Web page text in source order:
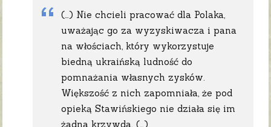
(…) Nie chcieli pracować dla Polaka,
uważając go za wyzyskiwacza i pana
na włościach, który wykorzystuje
biedną ukraińską ludność do
pomnażania własnych zysków.
Większość z nich zapomniała, że pod
opieką Stawińskiego nie działa się im
żadna krzywda. (…)